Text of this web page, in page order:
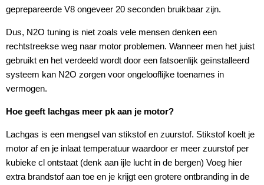
geprepareerde V8 ongeveer 20 seconden bruikbaar zijn.
Dus, N2O tuning is niet zoals vele mensen denken een
rechtstreekse weg naar motor problemen. Wanneer men het juist
gebruikt en het verdeeld wordt door een fatsoenlijk geïnstalleerd
systeem kan N2O zorgen voor ongelooflijke toenames in
vermogen.
Hoe geeft lachgas meer pk aan je motor?
Lachgas is een mengsel van stikstof en zuurstof. Stikstof koelt je
motor af en je inlaat temperatuur waardoor er meer zuurstof per
kubieke cl ontstaat (denk aan ijle lucht in de bergen) Voeg hier
extra brandstof aan toe en je krijgt een grotere ontbranding in de